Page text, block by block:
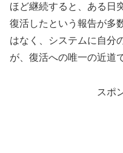
ほど継続すると、ある日
復活したという報告が多
はなく、システムに自分
が、復活への唯一の近道
スポ